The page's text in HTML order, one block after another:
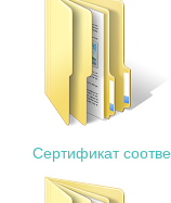
Сертификат